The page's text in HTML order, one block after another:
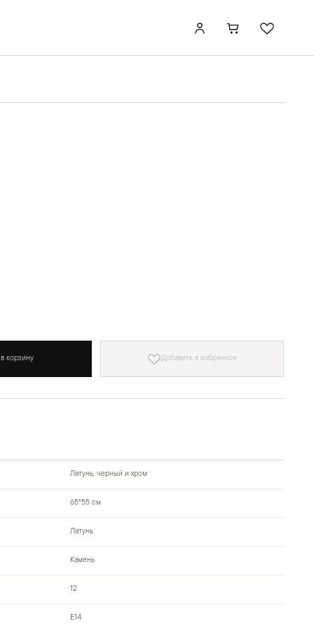
корзину Добавить в избранное
Латунь, черный и хром
65*55 см
Латунь
Камень
12
Е14